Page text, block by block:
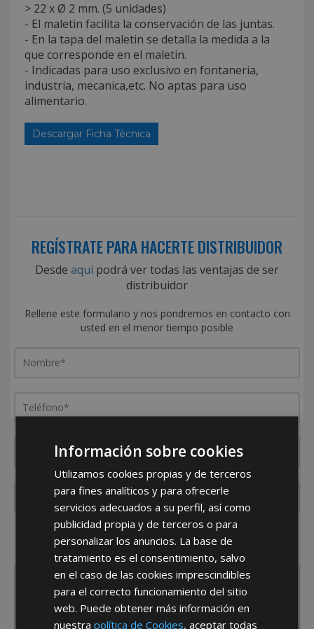
> 22 x Ø 2 mm. (5 unidades)
- El maletin facilita la conservación de las juntas.
- En la tapa del maletin se detalla la medida a la
que corresponde en el maletin.
- Indicadas para uso exclusivo en fontaneria,
industria, mecanica,etc. No aptas para uso
alimentario.
Descargar Ficha Técnica
REGÍSTRATE PARA HACERTE DISTRIBUIDOR
Desde aquípodrá ver todas las ventajas de ser
distribuidor
Rellene este formulario y nos pondremos en contacto con
usted en el menor tiempo posible
¿De dónde es la empresa?
España
Portugal Otros
Información sobre cookies
Utilizamos cookies propias y de terceros
para fines analíticos y para ofrecerle
servicios adecuados a su perfil, así como
publicidad propia y de terceros o para
personalizar los anuncios. La base de
tratamiento es el consentimiento, salvo
en el caso de las cookies imprescindibles
para el correcto funcionamiento del sitio
web. Puede obtener más información en
nuestrapolítica de Cookies, aceptar todas